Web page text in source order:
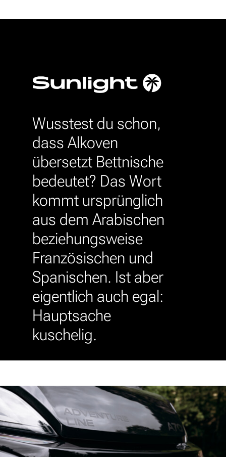
Wusstest du schon,
dass Alkoven
übersetzt Bettnische
bedeutet? Das Wort
kommt ursprünglich
aus dem Arabischen
beziehungsweise
Französischen und
Spanischen. Ist aber
eigentlich auch egal:
Hauptsache
kuschelig.